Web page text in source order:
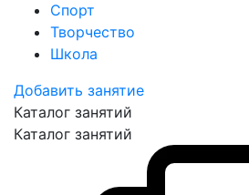
Спорт
Творчество
Школа
Добавить занятие
Каталог занятий
Каталог занятий